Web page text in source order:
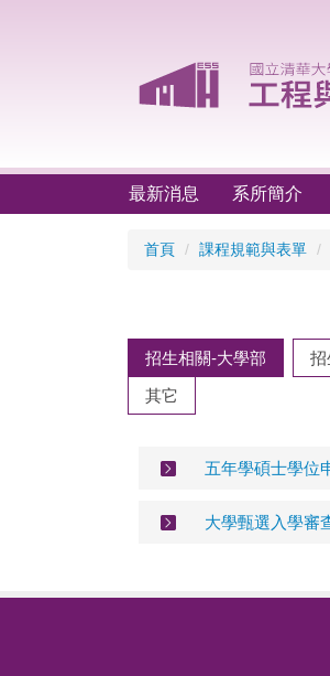
最新消息 系所簡介
首頁 課程規範與表單
招生相關-大學部 招
其它
五年學碩士學位
大學甄選入學審